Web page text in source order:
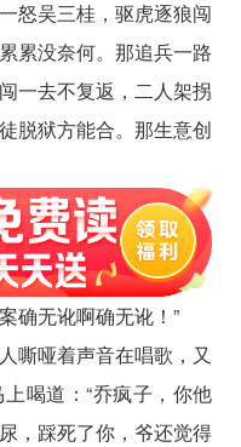
怒吴三桂，驱虎逐狼闯
累没奈何。那追兵一路
一去不复返，二人架拐
脱狱方能合。那生意创
确无讹啊确无讹！”
嘶哑着声音在唱歌，又
喝道：“乔疯子，你他
，踩死了你，爷还觉得